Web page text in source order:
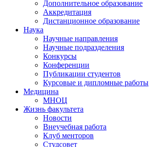
Дополнительное образование
Аккредитация
Дистанционное образование
Наука
Научные направления
Научные подразделения
Конкурсы
Конференции
Публикации студентов
Курсовые и дипломные работы
Медицина
МНОЦ
Жизнь факультета
Новости
Внеучебная работа
Клуб менторов
Студсовет